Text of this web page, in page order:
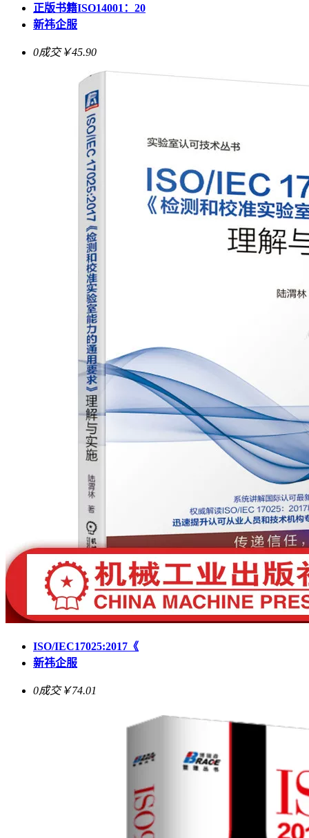
正版书籍ISO14001：20
新祎企服
0成交￥45.90
ISO/IEC17025:2017《
新祎企服
0成交￥74.01